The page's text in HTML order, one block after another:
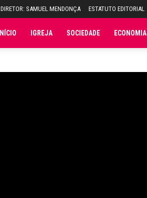
DIRETOR: SAMUEL MENDONÇA ESTATUTO EDITORIAL
INÍCIO IGREJA SOCIEDADE ECONOMIA